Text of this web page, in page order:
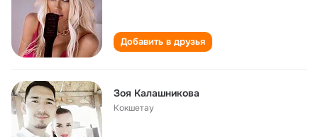
Добавить в друзья
Зоя Калашникова
Кокшетау